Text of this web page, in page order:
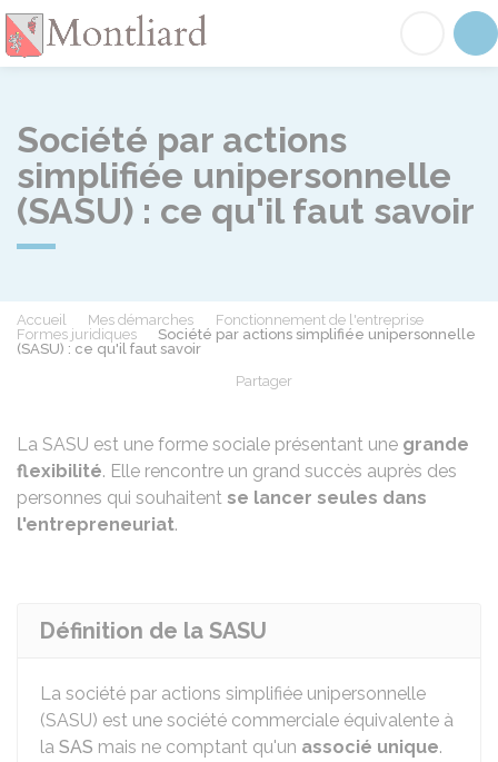
Société par actions
simplifiée unipersonnelle
(SASU) : ce qu'il faut savoir
Accueil Mes démarches
Fonctionnement de l'entreprise
Formes juridiques
Société par actions simplifiée unipersonnelle
(SASU) : ce qu'il faut savoir
Partager
La SASU est une forme sociale présentant une grande
flexibilité. Elle rencontre un grand succès auprès des
personnes qui souhaitent se lancer seules dans
l'entrepreneuriat.
Définition de la SASU
La société par actions simplifiée unipersonnelle
(SASU) est une société commerciale équivalente à
la SAS mais ne comptant qu'un associé unique.